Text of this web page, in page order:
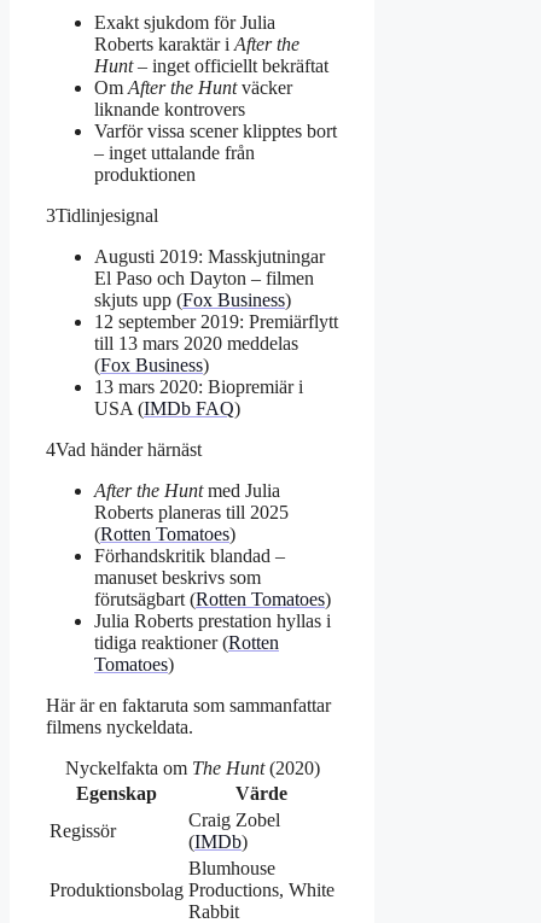
Exakt sjukdom för Julia
Roberts karaktär i After the
Hunt– inget officiellt bekräftat
Om After the Huntväcker
liknande kontrovers
Varför vissa scener klipptes bort
– inget uttalande från
produktionen
3Tidlinjesignal
Augusti 2019: Masskjutningar
El Paso och Dayton – filmen
skjuts upp (Fox Business)
12 september 2019: Premiärflytt
till 13 mars 2020 meddelas
(Fox Business)
13 mars 2020: Biopremiär i
USA (IMDb FAQ)
4Vad händer härnäst
After the Huntmed Julia
Roberts planeras till 2025
(Rotten Tomatoes)
Förhandskritik blandad –
manuset beskrivs som
förutsägbart (Rotten Tomatoes)
Julia Roberts prestation hyllas i
tidiga reaktioner (Rotten
Tomatoes)
Här är en faktaruta som sammanfattar
filmens nyckeldata.
Nyckelfakta om The Hunt(2020)
Egenskap
Värde
Regissör
Craig Zobel
(IMDb)
Produktionsbolag
Blumhouse
Productions, White
Rabbit